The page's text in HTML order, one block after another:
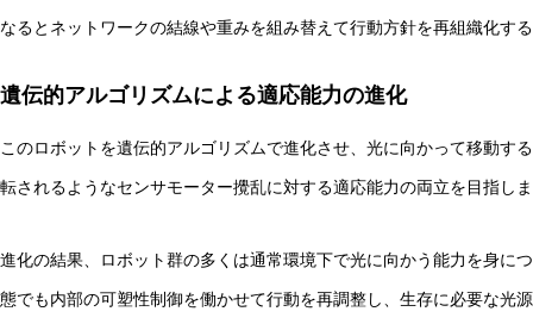
なるとネットワークの結線や重みを組み替えて行動方針を再組織化す
遺伝的アルゴリズムによる適応能力の進化
このロボットを遺伝的アルゴリズムで進化させ、光に向かって移動す
転されるようなセンサモーター攪乱に対する適応能力の両立を目指し
進化の結果、ロボット群の多くは通常環境下で光に向かう能力を身に
態でも内部の可塑性制御を働かせて行動を再調整し、生存に必要な光